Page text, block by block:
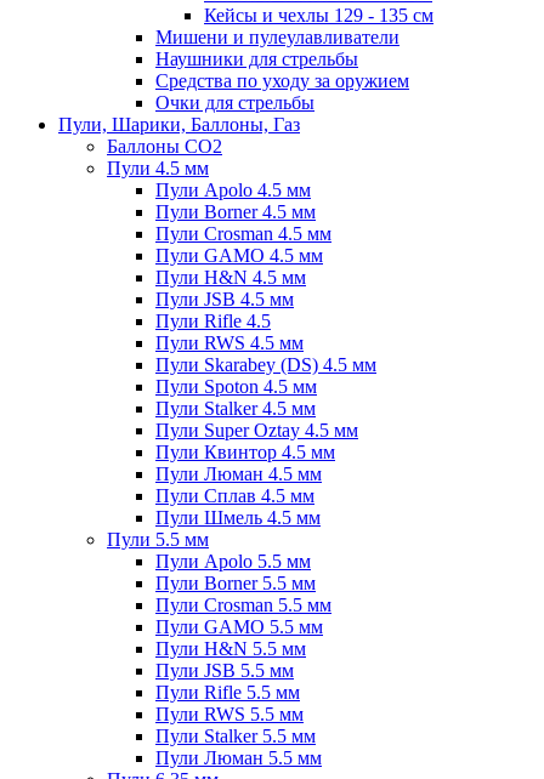
Кейсы и чехлы 129 - 135 см
Мишени и пулеулавливатели
Наушники для стрельбы
Средства по уходу за оружием
Очки для стрельбы
Пули, Шарики, Баллоны, Газ
Баллоны CO2
Пули 4.5 мм
Пули Apolo 4.5 мм
Пули Borner 4.5 мм
Пули Crosman 4.5 мм
Пули GAMO 4.5 мм
Пули H&N 4.5 мм
Пули JSB 4.5 мм
Пули Rifle 4.5
Пули RWS 4.5 мм
Пули Skarabey (DS) 4.5 мм
Пули Spoton 4.5 мм
Пули Stalker 4.5 мм
Пули Super Oztay 4.5 мм
Пули Квинтор 4.5 мм
Пули Люман 4.5 мм
Пули Сплав 4.5 мм
Пули Шмель 4.5 мм
Пули 5.5 мм
Пули Apolo 5.5 мм
Пули Borner 5.5 мм
Пули Crosman 5.5 мм
Пули GAMO 5.5 мм
Пули H&N 5.5 мм
Пули JSB 5.5 мм
Пули Rifle 5.5 мм
Пули RWS 5.5 мм
Пули Stalker 5.5 мм
Пули Люман 5.5 мм